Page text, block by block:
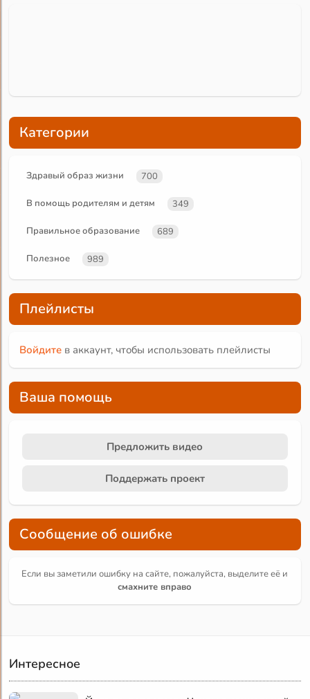
Категории
Здравый образ жизни 700
В помощь родителям и детям 349
Правильное образование 689
Полезное 989
Плейлисты
Войдите в аккаунт, чтобы использовать плейлисты
Ваша помощь
Предложить видео
Поддержать проект
Сообщение об ошибке
Если вы заметили ошибку на сайте, пожалуйста, выделите её и
смахните вправо
Интересное